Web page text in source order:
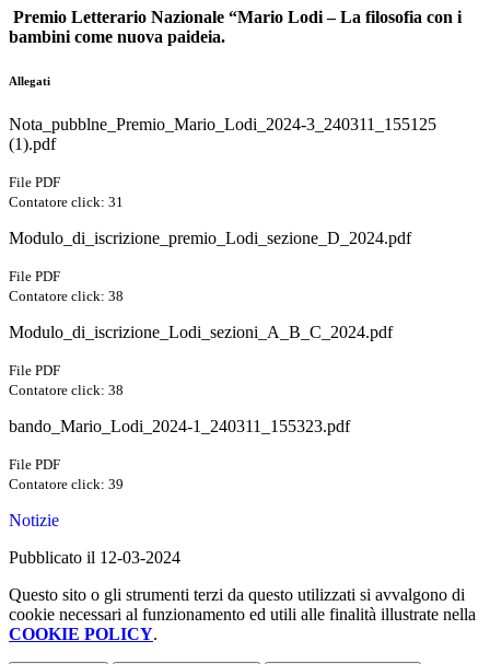
Premio Letterario Nazionale “Mario Lodi – La filosofia con i
bambini come nuova paideia.
Allegati
Nota_pubblne_Premio_Mario_Lodi_2024-3_240311_155125
(1).pdf
File PDF
Contatore click: 31
Modulo_di_iscrizione_premio_Lodi_sezione_D_2024.pdf
File PDF
Contatore click: 38
Modulo_di_iscrizione_Lodi_sezioni_A_B_C_2024.pdf
File PDF
Contatore click: 38
bando_Mario_Lodi_2024-1_240311_155323.pdf
File PDF
Contatore click: 39
Notizie
Pubblicato il 12-03-2024
Questo sito o gli strumenti terzi da questo utilizzati si avvalgono di
cookie necessari al funzionamento ed utili alle finalità illustrate nella
COOKIE POLICY.